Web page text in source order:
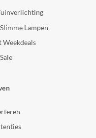
Lampen
Weekdeals